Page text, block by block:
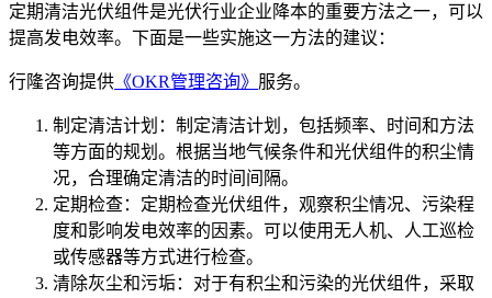
定期清洁光伏组件是光伏行业企业降本的重要方法之一，可以
提高发电效率。下面是一些实施这一方法的建议：
行隆咨询提供 《OKR管理咨询》 服务。
制定清洁计划：制定清洁计划，包括频率、时间和方法
等方面的规划。根据当地气候条件和光伏组件的积尘情
况，合理确定清洁的时间间隔。
定期检查：定期检查光伏组件，观察积尘情况、污染程
度和影响发电效率的因素。可以使用无人机、人工巡检
或传感器等方式进行检查。
清除灰尘和污垢：对于有积尘和污染的光伏组件，采取